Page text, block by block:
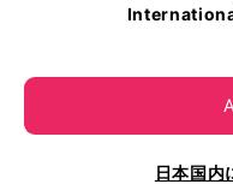
日本国内